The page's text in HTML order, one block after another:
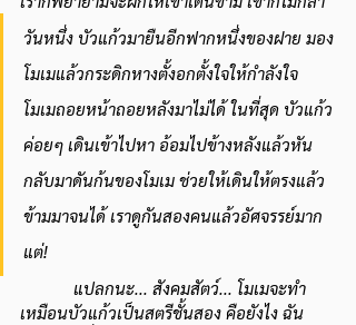
วันหนึ่ง บัวแก้วมายืนอีกฟากหนึ่งของฝาย มอง
โมเมแล้วกระดิกหางตั้งอกตั้งใจให้กำลังใจ
โมเมถอยหน้าถอยหลังมาไม่ได้ ในที่สุด บัวแก้ว
ค่อยๆ เดินเข้าไปหา อ้อมไปข้างหลังแล้วหัน
กลับมาดันก้นของโมเม ช่วยให้เดินให้ตรงแล้ว
ข้ามมาจนได้ เราดูกันสองคนแล้วอัศจรรย์มาก
แต่!
แปลกนะ... สังคมสัตว์... โมเมจะทำ
เหมือนบัวแก้วเป็นสตรีชั้นสอง คือยังไง ฉัน